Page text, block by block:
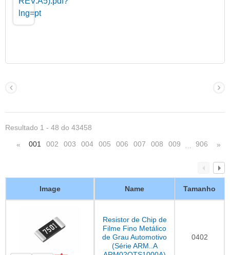
Resultado 1 - 48 do 43458
« 001 002 003 004 005 006 007 008 009 906 »
Image Name Tamanho
Resistor de Chip de
Filme Fino Metálico
de Grau Automotivo
(Série ARM..A
0402